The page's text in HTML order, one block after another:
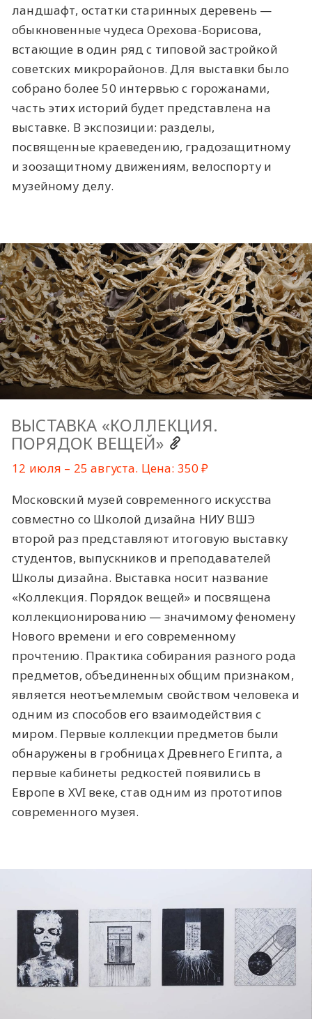
ландшафт, остатки старинных деревень —
обыкновенные чудеса Орехова-Борисова,
встающие в один ряд с типовой застройкой
советских микрорайонов. Для выставки было
собрано более 50 интервью с горожанами,
часть этих историй будет представлена на
выставке. В экспозиции: разделы,
посвященные краеведению, градозащитному
и зоозащитному движениям, велоспорту и
музейному делу.
ВЫСТАВКА «КОЛЛЕКЦИЯ.
ПОРЯДОК ВЕЩЕЙ»
12 июля – 25 августа. Цена: 350 ₽
Московский музей современного искусства
совместно со Школой дизайна НИУ ВШЭ
второй раз представляют итоговую выставку
студентов, выпускников и преподавателей
Школы дизайна. Выставка носит название
«Коллекция. Порядок вещей» и посвящена
коллекционированию — значимому феномену
Нового времени и его современному
прочтению. Практика собирания разного рода
предметов, объединенных общим признаком,
является неотъемлемым свойством человека и
одним из способов его взаимодействия с
миром. Первые коллекции предметов были
обнаружены в гробницах Древнего Египта, а
первые кабинеты редкостей появились в
Европе в XVI веке, став одним из прототипов
современного музея.